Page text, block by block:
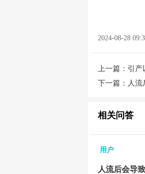
2024-08-28
上一篇： 引产
下一篇： 人
相关问答
用户
人流后会导